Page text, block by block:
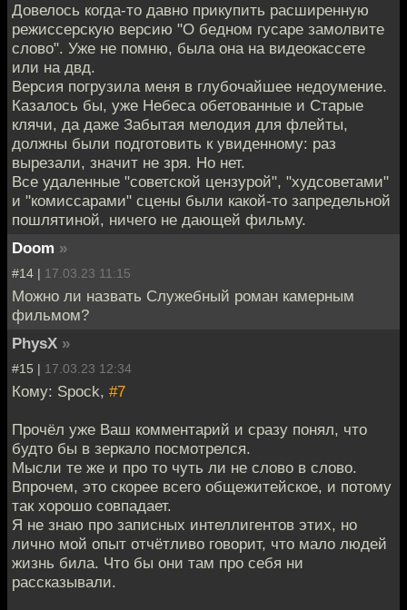
Довелось когда-то давно прикупить расширенную
режиссерскую версию "О бедном гусаре замолвите
слово". Уже не помню, была она на видеокассете
или на двд.
Версия погрузила меня в глубочайшее недоумение.
Казалось бы, уже Небеса обетованные и Старые
клячи, да даже Забытая мелодия для флейты,
должны были подготовить к увиденному: раз
вырезали, значит не зря. Но нет.
Все удаленные "советской цензурой", "худсоветами"
и "комиссарами" сцены были какой-то запредельной
пошлятиной, ничего не дающей фильму.
Doom »
#14 | 17.03.23 11:15
Можно ли назвать Служебный роман камерным
фильмом?
PhysX »
#15 | 17.03.23 12:34
Кому: Spock, #7
Прочёл уже Ваш комментарий и сразу понял, что
будто бы в зеркало посмотрелся.
Мысли те же и про то чуть ли не слово в слово.
Впрочем, это скорее всего общежитейское, и потому
так хорошо совпадает.
Я не знаю про записных интеллигентов этих, но
лично мой опыт отчётливо говорит, что мало людей
жизнь била. Что бы они там про себя ни
рассказывали.